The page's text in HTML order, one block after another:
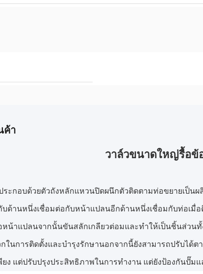
ค้า
วาล์วขนาดใหญ่รื้อข้
ระกอบด้วยตัวถังหลักแหวนปิดผนึกตัวติดตามท่อขยายเป็
บด้านหนึ่งเชื่อมต่อกับหน้าแปลนอีกด้านหนึ่งเชื่อมกับท่อเมื่
หน้าแปลนจากนั้นขันสลักเกลียวต่อมและทำให้เป็นชิ้นส่วน
ในการติดตั้งและบำรุงรักษานอกจากนี้ยังสามารถปรับได้
ง แต่ปรับปรุงประสิทธิภาพในการทำงาน แต่ยังป้องกันปั๊มแ